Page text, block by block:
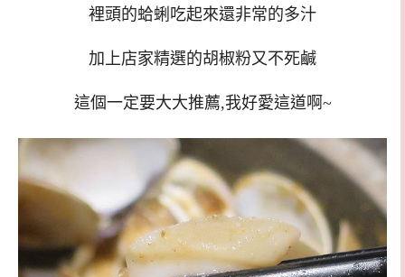
裡頭的蛤蜊吃起來還非常的多汁
加上店家精選的胡椒粉又不死鹹
這個一定要大大推薦,我好愛這道啊~